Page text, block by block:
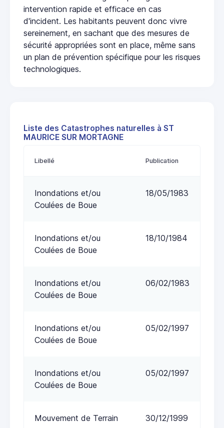
intervention rapide et efficace en cas
d'incident. Les habitants peuvent donc vivre
sereinement, en sachant que des mesures de
sécurité appropriées sont en place, même sans
un plan de prévention spécifique pour les risques
technologiques.
Liste des Catastrophes naturelles à ST
MAURICE SUR MORTAGNE
Libellé Publication
Inondations et/ou
Coulées de Boue
18/05/1983
Inondations et/ou
Coulées de Boue
18/10/1984
Inondations et/ou
Coulées de Boue
06/02/1983
Inondations et/ou
Coulées de Boue
05/02/1997
Inondations et/ou
Coulées de Boue
05/02/1997
Mouvement de Terrain 30/12/1999